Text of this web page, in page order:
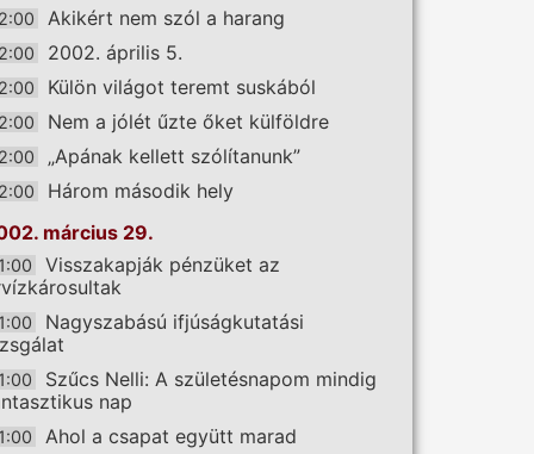
Akikért nem szól a harang
2002. április 5.
Külön világot teremt suskából
Nem a jólét űzte őket külföldre
„Apának kellett szólítanunk”
Három második hely
március 29.
Visszakapják pénzüket az
Nagyszabású ifjúságkutatási
Szűcs Nelli: A születésnapom mindig
nap
Ahol a csapat együtt marad